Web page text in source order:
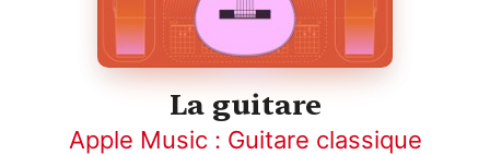
La guitare
Apple Music : Guitare classique